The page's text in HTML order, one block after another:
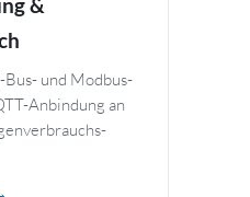
und Modbus-
Anbindung an